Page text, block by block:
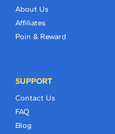
About Us
Affiliates
Poin & Reward
SUPPORT
Contact Us
FAQ
Blog